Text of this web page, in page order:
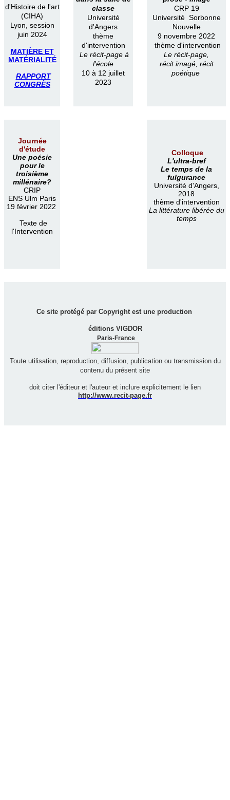
d'Histoire de l'art
(CIHA)
Lyon, session
juin 2024
MATIÈRE ET
MATÉRIALITÉ
RAPPORT
CONGRÈS
classe
Université
d'Angers
thème
d'intervention
Le récit-page à
l'école
10 à 12 juillet
2023
CRP 19
Université Sorbonne
Nouvelle
9 novembre 2022
thème d'intervention
Le récit-page,
récit imagé, récit
poétique
Journée
d'étude
Une poésie
pour le
troisième
millénaire?
CRIP
ENS Ulm Paris
19 février 2022
Texte de
l'Intervention
Colloque
L'ultra-bref
Le temps de la
fulgurance
Université d'Angers,
2018
thème d'intervention
La littérature libérée du
temps
Ce site protégé par Copyright est une production
éditions VIGDOR
Paris-France
Toute utilisation, reproduction, diffusion, publication ou transmission du
contenu du présent site
doit citer l'éditeur et l'auteur et inclure explicitement le lien
http://www.recit-page.fr